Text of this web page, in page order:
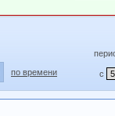
по времени с